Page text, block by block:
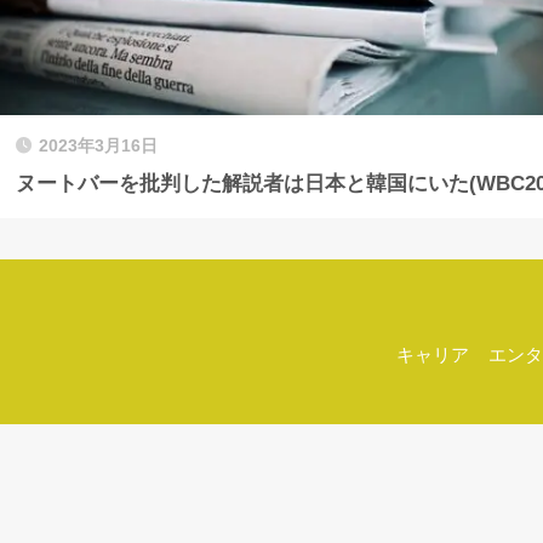
2023年3月16日
ヌートバーを批判した解説者は日本と韓国にいた
キャリア エン